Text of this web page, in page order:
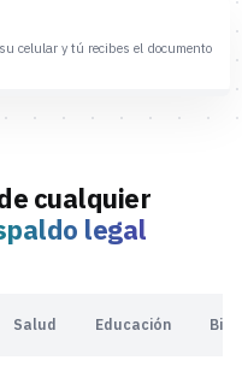
celular y tú recibes el documento
cualquier
legal
Salud Educación